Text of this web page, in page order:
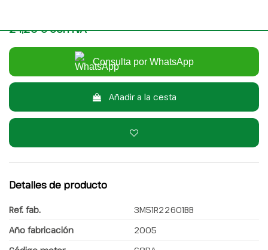
24,20 €Con IVA
Consulta por WhatsApp
Añadir a la cesta
Detalles de producto
Ref. fab.
3M51R22601BB
Año fabricación
2005